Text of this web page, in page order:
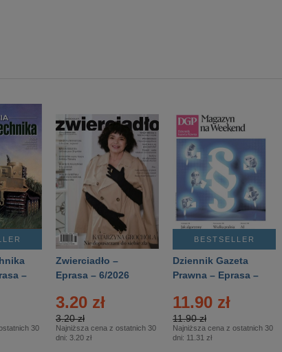
–
30
Zwierciadło –
Eprasa – 6/2026
3.20 zł
3.20 zł
Najniższa cena z ostatnich 30
dni: 3.20 zł
BESTSELLER
Dziennik Gazeta
Prawna – Eprasa –
11.90 zł
11.90 zł
Najniższa cena z ostatnich 30
dni: 11.31 zł